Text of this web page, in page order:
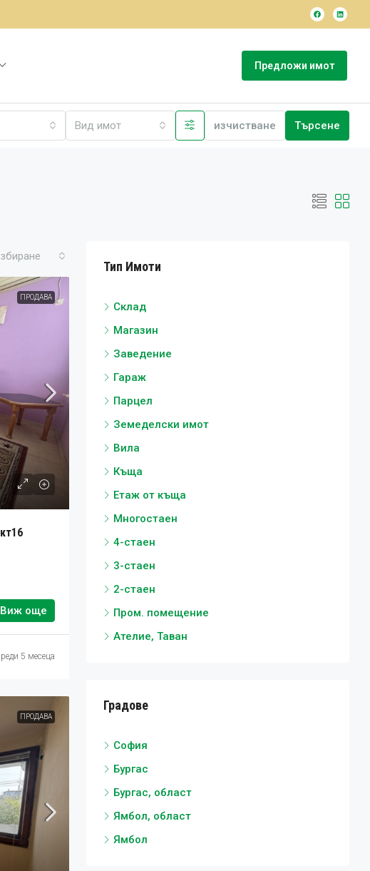
Предложи имот
Вид имот изчистване Търсене
ПРОДАВА
Виж още
5 месеца
ПРОДАВА
Тип Имоти
Склад
Магазин
Заведение
Гараж
Парцел
Земеделски имот
Вила
Къща
Етаж от къща
Многостаен
4-стаен
3-стаен
2-стаен
Пром. помещение
Ателие, Таван
Градове
София
Бургас
Бургас, област
Ямбол, област
Ямбол